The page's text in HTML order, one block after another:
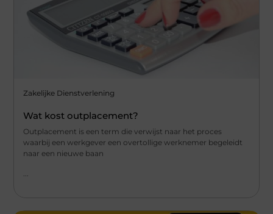
Zakelijke Dienstverlening
Wat kost outplacement?
Outplacement is een term die verwijst naar het proces
waarbij een werkgever een overtollige werknemer begeleidt
naar een nieuwe baan